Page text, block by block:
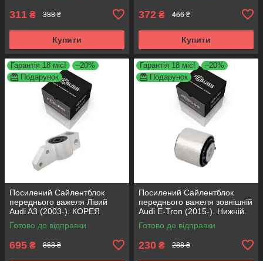
311 ₴ 388 ₴
Купити
372 ₴ 466 ₴
Купити
Гарантія 18 міс!
–20%
Подарунок
Посилений Сайлентблок
переднього важеля Лівий
Audi A3 (2003-). КОРЕЯ
Acsuss! 34762 , JBU691 ,
VKDS331004
Готово до відправки
695 ₴ 868 ₴
Гарантія 18 міс!
–20%
Подарунок
Посилений Сайлентблок
переднього важеля зовнішній
Audi E-Tron (2015-). Нижній.
КОРЕЯ Acsuss! FE175192 ,
VKDS331087
Готово до відправки
230 ₴ 288 ₴